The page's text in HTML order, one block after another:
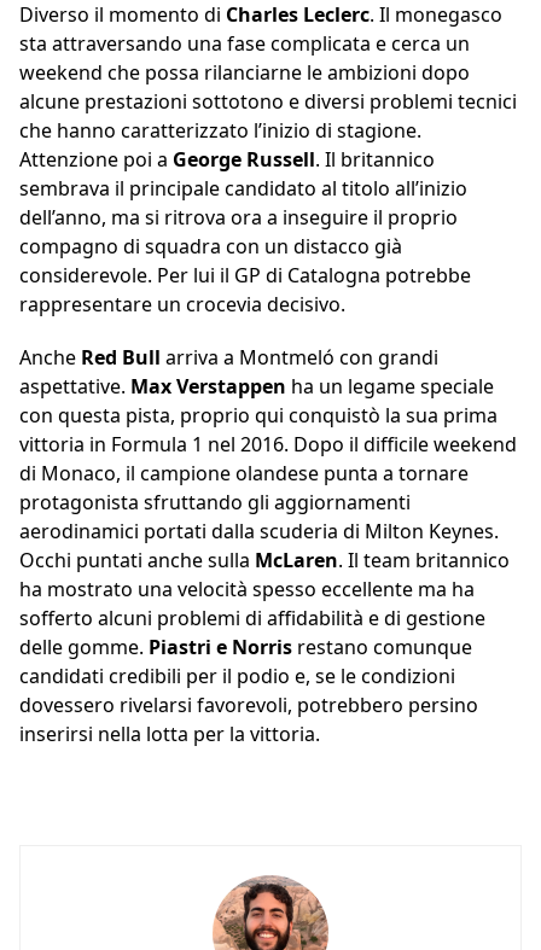
Diverso il momento di Charles Leclerc. Il monegasco
sta attraversando una fase complicata e cerca un
weekend che possa rilanciarne le ambizioni dopo
alcune prestazioni sottotono e diversi problemi tecnici
che hanno caratterizzato l’inizio di stagione.
Attenzione poi a George Russell. Il britannico
sembrava il principale candidato al titolo all’inizio
dell’anno, ma si ritrova ora a inseguire il proprio
compagno di squadra con un distacco già
considerevole. Per lui il GP di Catalogna potrebbe
rappresentare un crocevia decisivo.
Anche Red Bull arriva a Montmeló con grandi
aspettative. Max Verstappen ha un legame speciale
con questa pista, proprio qui conquistò la sua prima
vittoria in Formula 1 nel 2016. Dopo il difficile weekend
di Monaco, il campione olandese punta a tornare
protagonista sfruttando gli aggiornamenti
aerodinamici portati dalla scuderia di Milton Keynes.
Occhi puntati anche sulla McLaren. Il team britannico
ha mostrato una velocità spesso eccellente ma ha
sofferto alcuni problemi di affidabilità e di gestione
delle gomme. Piastri e Norris restano comunque
candidati credibili per il podio e, se le condizioni
dovessero rivelarsi favorevoli, potrebbero persino
inserirsi nella lotta per la vittoria.